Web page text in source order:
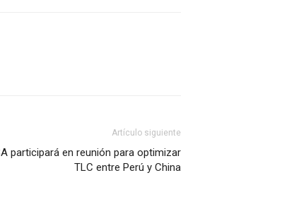
Artículo siguiente
participará en reunión para optimizar
TLC entre Perú y China